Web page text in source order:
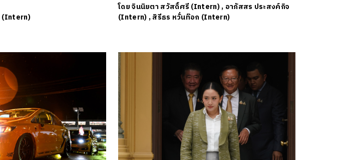
(Intern)
โดยจินนิยตา สวัสดิ์ศรี (Intern), อาภัสสร ประสงค์กิจ
(Intern),สิรีธร หวั่นท๊อก (Intern)